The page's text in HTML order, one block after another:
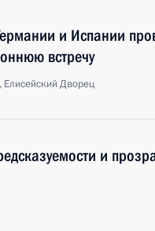
и Испании
встречу
Дворец
и